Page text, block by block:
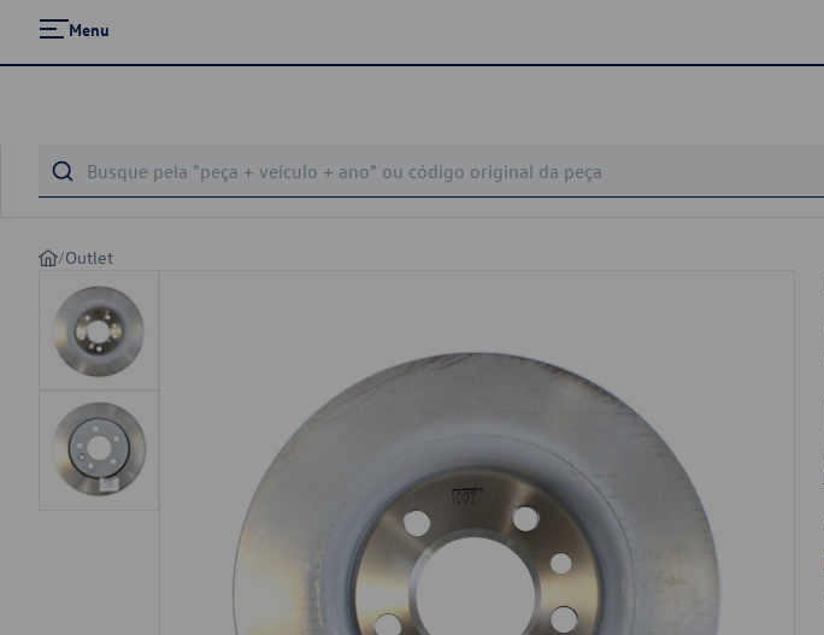
Menu
/Outlet